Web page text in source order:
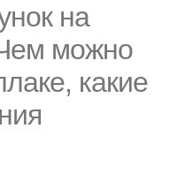
на
можно
какие